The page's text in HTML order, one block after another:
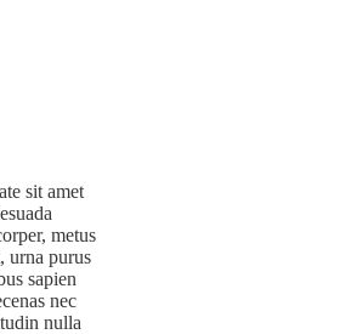
sit amet
metus
urna purus
sapien
nec
nulla